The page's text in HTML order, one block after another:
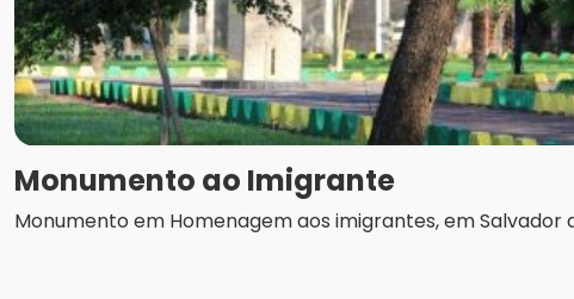
Monumento ao Imigrante
Monumento em Homenagem aos imigrantes, em Salvador